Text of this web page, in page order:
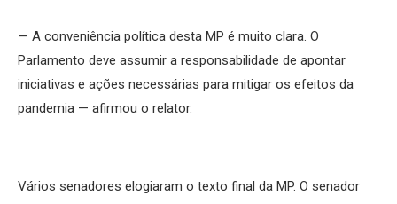
— A conveniência política desta MP é muito clara. O
Parlamento deve assumir a responsabilidade de apontar
iniciativas e ações necessárias para mitigar os efeitos da
pandemia — afirmou o relator.
Vários senadores elogiaram o texto final da MP. O senador